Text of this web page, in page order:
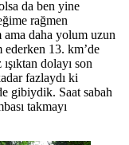
da ben yine
rağmen
daha yolum uzun
ederken 13. km’de
dolayı son
fazlaydı ki
gibiydik. Saat sabah
takmayı